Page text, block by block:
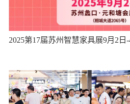
2025第17届苏州智慧家具展9月2日